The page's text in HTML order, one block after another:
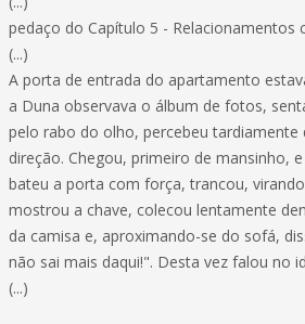
pedaço do Capítulo 5 - Relacionamentos
(...)
A porta de entrada do apartamento
a Duna observava o álbum de fotos,
pelo rabo do olho, percebeu tardiamente
direção. Chegou, primeiro de mansinho,
bateu a porta com força, trancou,
mostrou a chave, colecou lentamente
da camisa e, aproximando-se do sofá,
não sai mais daqui!". Desta vez falou no
(...)